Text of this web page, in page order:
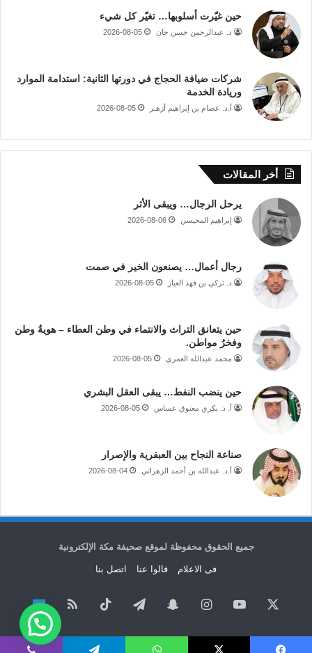
حين غيّرت أسلوبها… تغيّر كل شيء
د. عبدالرحمن حسن جان 2026-08-05
شركات ضيافة الحجاج في دورتها الثانية: استدامة الموارد
وريادة الخدمة
أ.د. عصام بن إبراهيم أزهـر 2026-08-05
أخر المقالات
يرحل الرجال… ويبقى الأثر
إبراهيم المحيسن 2026-08-06
رجال أعمال… يصنعون الخير في صمت
د. تركي بن فهد العيار 2026-08-05
حين يتعانق التراث والانتماء في وطن العطاء – هويةُ وطن
وفخرُ مواطن.
محمد عبدالله العمري 2026-08-05
حين ينضب النفط… يبقى العقل البشري
أ. د. بكري معتوق عساس 2026-08-05
صناعة النجاح بين العبقرية والإصرار
أ.د. عبدالله بن أحمد الزهراني 2026-08-04
جميع الحقوق محفوظة لموقع صحيفة مكة الإلكترونية
فى الاعلام قالوا عنا اتصل بنا
‫YouTubeانستقرامسناب
تشات
تيلقرام ‫TikTok ملخص
الموقع